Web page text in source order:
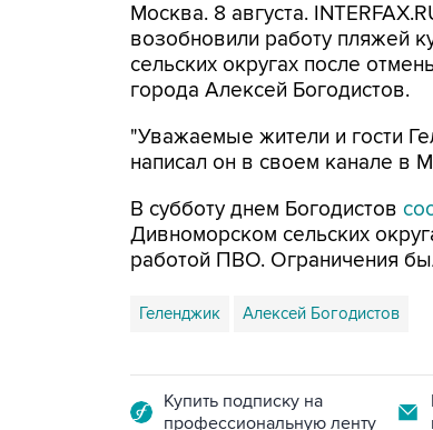
Москва. 8 августа.
возобновили работу пляжей
сельских округах после
города Алексей Богодистов.
"Уважаемые жители и гости
написал он в своем канале в
В субботу днем Богодистов
Дивноморском сельских
работой ПВО. Ограничения
Геленджик Алексей Богодистов
Купить подписку на
профессиональную ленту